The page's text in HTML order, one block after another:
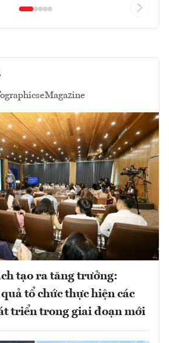
eMagazine
tạo ra tăng trưởng:
tổ chức thực hiện các
triển trong giai đoạn mới